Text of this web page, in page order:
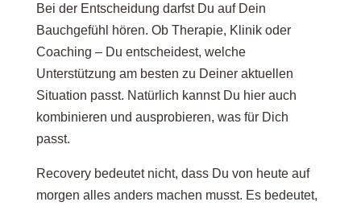
Bei der Entscheidung darfst Du auf Dein
Bauchgefühl hören. Ob Therapie, Klinik oder
Coaching – Du entscheidest, welche
Unterstützung am besten zu Deiner aktuellen
Situation passt. Natürlich kannst Du hier auch
kombinieren und ausprobieren, was für Dich
passt.
Recovery bedeutet nicht, dass Du von heute auf
morgen alles anders machen musst. Es bedeutet,